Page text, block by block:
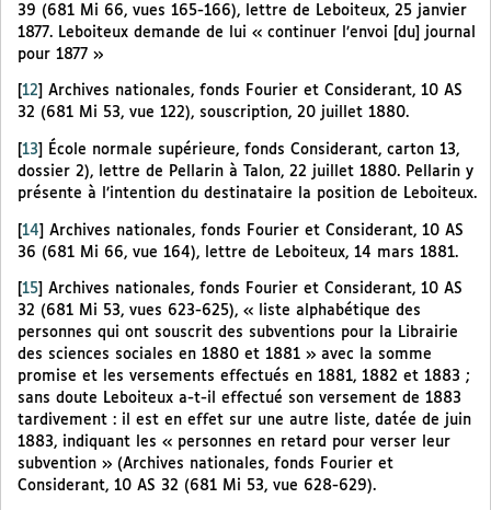
39 (681 Mi 66, vues 165-166), lettre de Leboiteux, 25 janvier
1877. Leboiteux demande de lui « continuer l’envoi [du] journal
pour 1877 »
12
Archives nationales, fonds Fourier et Considerant, 10 AS
32 (681 Mi 53, vue 122), souscription, 20 juillet 1880.
13
École normale supérieure, fonds Considerant, carton 13,
dossier 2), lettre de Pellarin à Talon, 22 juillet 1880. Pellarin y
présente à l’intention du destinataire la position de Leboiteux.
[14] Archives nationales, fonds Fourier et Considerant, 10 AS
36 (681 Mi 66, vue 164), lettre de Leboiteux, 14 mars 1881.
15
Archives nationales, fonds Fourier et Considerant, 10 AS
32 (681 Mi 53, vues 623-625), « liste alphabétique des
personnes qui ont souscrit des subventions pour la Librairie
des sciences sociales en 1880 et 1881 » avec la somme
promise et les versements effectués en 1881, 1882 et 1883 ;
sans doute Leboiteux a-t-il effectué son versement de 1883
tardivement : il est en effet sur une autre liste, datée de juin
1883, indiquant les « personnes en retard pour verser leur
subvention » (Archives nationales, fonds Fourier et
Considerant, 10 AS 32 (681 Mi 53, vue 628-629).